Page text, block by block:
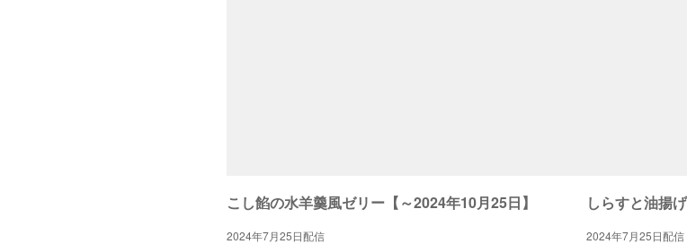
こし餡の水羊羹風ゼリー【～2024年10月25日】
2024年7月25日配信 2024年7月25日配信